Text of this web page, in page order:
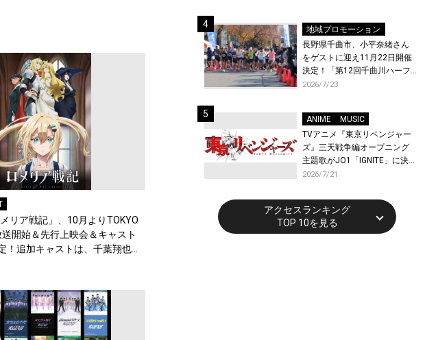
リア戦記」、10月よりTOKYO
開始＆先行上映会＆キャスト
！追加キャストは、千葉翔也、
瞬、綿貫竜之介！PV第1弾公
映が決定！
地域プロモーション
長野県千曲市、小平奈緒さん
をゲストに迎え11月22日開催
決定！「第12回千曲川ハーフ
マラソン」エントリー受付開
2026/7/23
ANIME
MUSIC
TVアニメ『東京リベンジャー
ズ』三天戦争編オープニング
主題歌がJO1「IGNITE」に決
定！メンバー全員から喜びと
トが到着！9月に東京・大阪で
先行上映会を開催！
2026/7/21
アクセスランキング
TOP 10を見る